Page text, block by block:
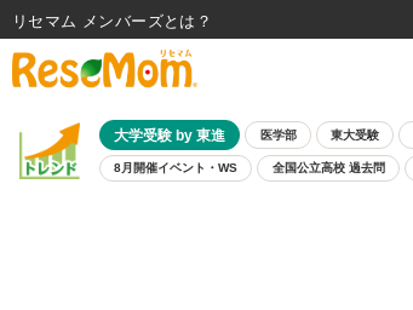
大学受験 by 東進 医学部 東大受験
8月開催イベント・WS 全国公立高校 過去問
リセマム メンバーズ